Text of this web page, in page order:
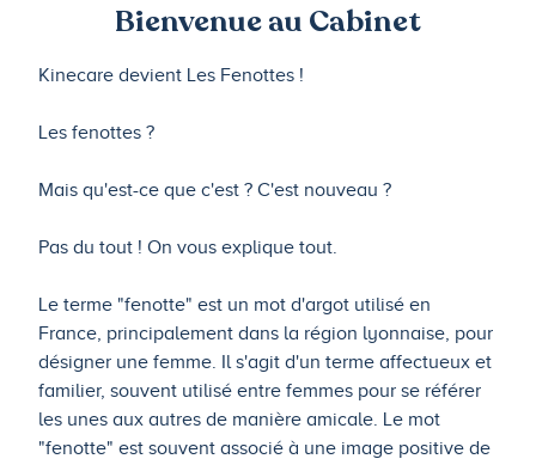
Bienvenue au Cabinet
Kinecare devient Les Fenottes !
Les fenottes ?
Mais qu'est-ce que c'est ? C'est nouveau ?
Pas du tout ! On vous explique tout.
Le terme "fenotte" est un mot d'argot utilisé en
France, principalement dans la région lyonnaise, pour
désigner une femme. Il s'agit d'un terme affectueux et
familier, souvent utilisé entre femmes pour se référer
les unes aux autres de manière amicale. Le mot
"fenotte" est souvent associé à une image positive de